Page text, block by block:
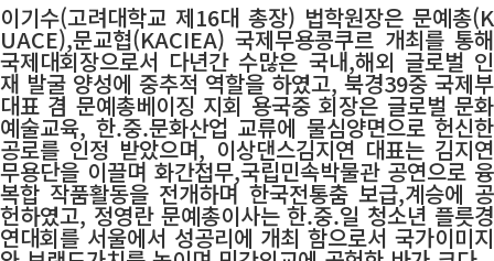
이기수(고려대학교 제16대 총장) 법학원장은 문예총(K
UACE),문교협(KACIEA) 국제무용콩쿠르 개최를 통해
국제대회장으로서 다년간 수많은 국내,해외 글로벌 인
재 발굴 양성에 중추적 역할을 하였고, 북경39중 국제부
대표 겸 문예총베이징 지회 용국중 회장은 글로벌 문화
예술교육, 한.중.문화산업 교류에 물심양면으로 헌신한
공로를 인정 받았으며, 이상댄스김지연 대표는 김지연
무용단을 이끌며 화간접무,국립민속박물관 공연으로 융
복합 작품활동을 전개하며 한국전통춤 보급,계승에 공
헌하였고, 정영란 문예총이사는 한.중.일 청소년 플릇경
연대회를 서울에서 성공리에 개최 함으로서 국가이미지